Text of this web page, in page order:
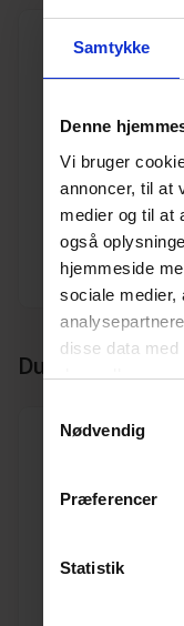
Samtykke
Denne
Vi bruger
annoncer, til at
medier og til at
også
hjemmeside
sociale medier,
disse data
dem, eller som
Nødvendig
Præferencer
Statistik
72 -100/110 mm
Varenr. 10196173
Pakkeinfo. STK.
Se produkt
Du kan måske i
Varenr. 10195302